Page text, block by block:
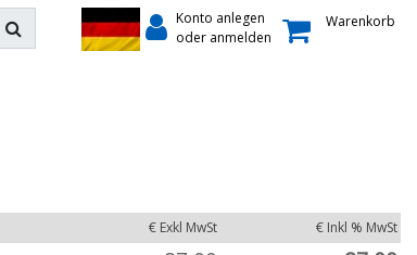
Konto anlegen
oder anmelden
Warenkorb
€ Exkl MwSt € Inkl % MwSt